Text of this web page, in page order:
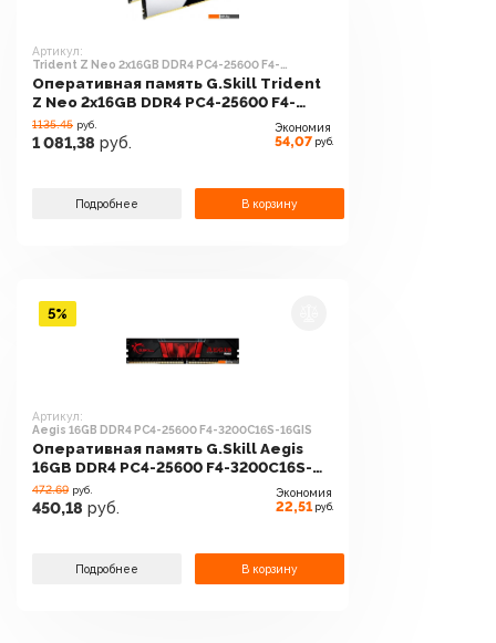
Артикул:
Trident Z Neo 2x16GB DDR4 PC4-25600 F4-
3200C16D-32GTZN
Оперативная память G.Skill Trident
Z Neo 2x16GB DDR4 PC4-25600 F4-
3200C16D-32GTZN
1135.45 руб.
1 081,38 руб.
Экономия
54,07 руб.
Подробнее В корзину
Артикул:
Aegis 16GB DDR4 PC4-25600 F4-3200C16S-16GIS
Оперативная память G.Skill Aegis
16GB DDR4 PC4-25600 F4-3200C16S-
16GIS
472.69 руб.
450,18 руб.
Экономия
22,51 руб.
Подробнее В корзину
5%